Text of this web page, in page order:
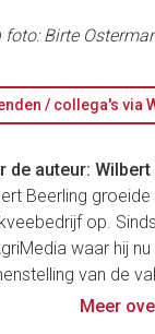
foto: Birte
/ collega's via
de auteur:
Beerling
op.
waar hij
van de
Meer